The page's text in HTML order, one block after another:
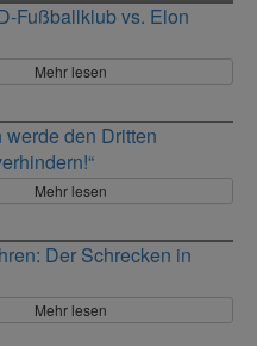
Fußballklub vs. Elon
Mehr lesen
werde den Dritten
Mehr lesen
Der Schrecken in
Mehr lesen